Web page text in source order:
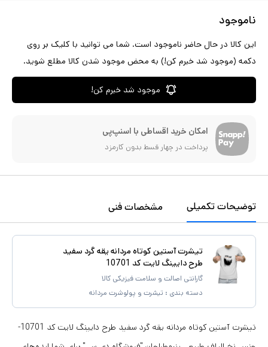
ناموجود
این کالا در حال حاضر ناموجود است. شما می توانید با کلیک بر روی
دکمه (موجود شد خبرم کن!) به محض موجود شدن کالا مطلع شوید.
موجود شد خبرم کن!
امکان خرید اقساطی با اسنپ‌پی
پرداخت در چهار قسط بدون کارمزد
توضیحات تکمیلی مشخصات فنی
تیشرت آستین کوتاه مردانه یقه گرد سفید
طرح دایینگ لایت کد 10701
گارانتی اصالت و سلامت فیزیکی کالا
دسته بندی : تیشرت و پولوشرت مردانه
تیشرت آستین کوتاه مردانه یقه گرد سفید طرح دایینگ لایت کد 10701-